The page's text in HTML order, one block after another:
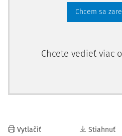
Chcem sa
Chcete vedieť viac o
Vytlačiť Stiahnuť